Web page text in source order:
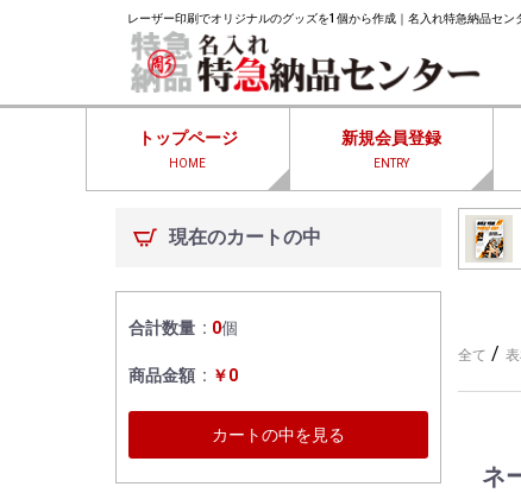
レーザー印刷でオリジナルのグッズを1個から作成｜名入れ特急納品セン
トップページ
HOME
新規会員登録
ENTRY
現在のカートの中
合計数量 0個
商品金額 ￥0
カートの中を見る
全て /
ネ